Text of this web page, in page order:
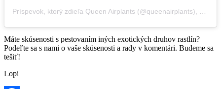
Príspevok, ktorý zdieľa Queen Airplants (@queenairplants)
Máte skúsenosti s pestovaním iných exotických druhov rastlín?
Podeľte sa s nami o vaše skúsenosti a rady v komentári. Budeme sa
tešiť!
Lopi